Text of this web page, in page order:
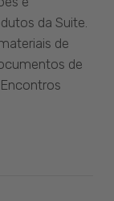
da Suite.
de
de